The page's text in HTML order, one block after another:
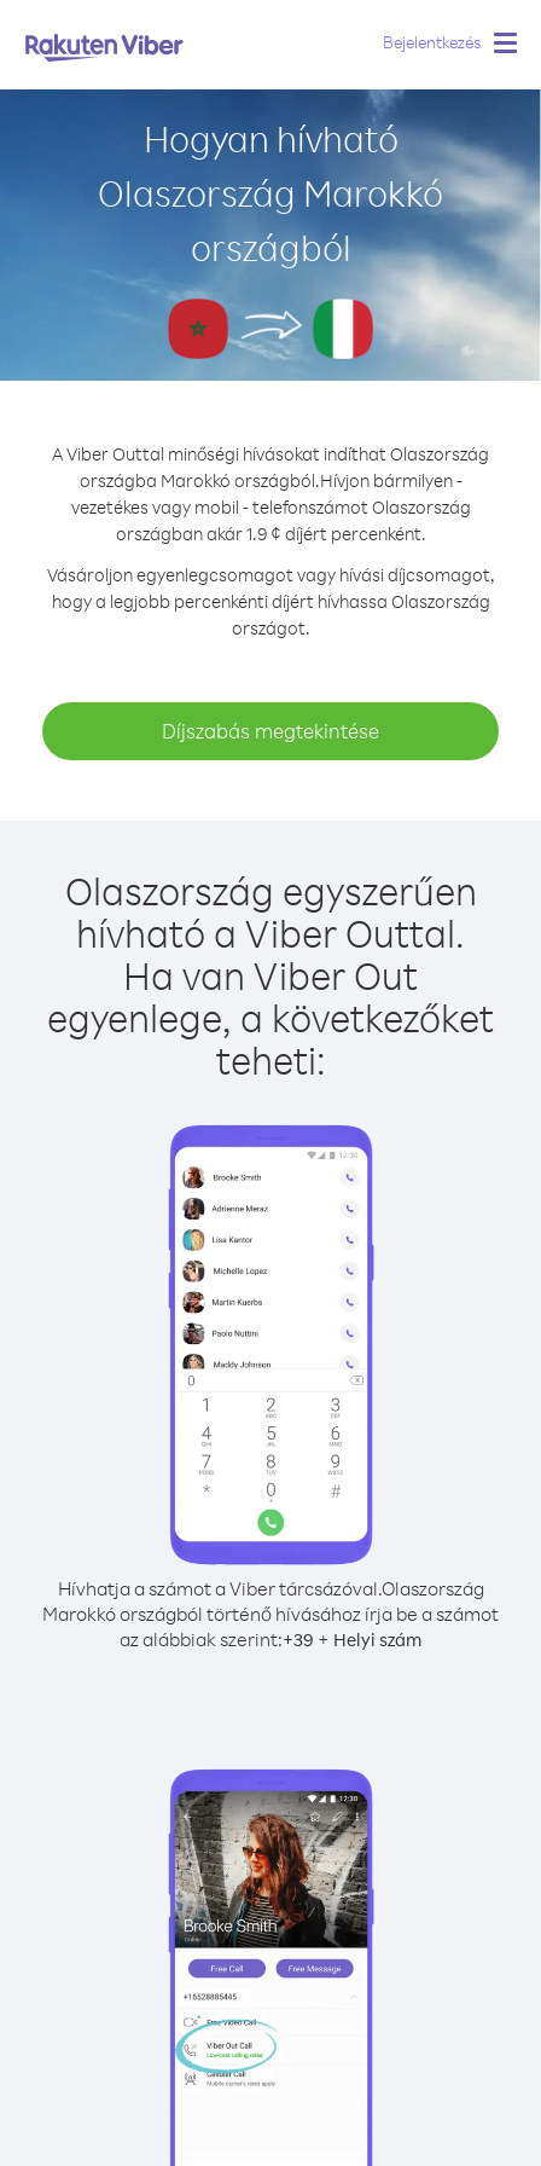
Bejelentkezés
Hogyan hívható
Olaszország Marokkó
országból
A Viber Outtal minőségi hívásokat indíthat Olaszország
országba Marokkó országból.Hívjon bármilyen -
vezetékes vagy mobil - telefonszámot Olaszország
országban akár 1.9 ¢ díjért percenként.
Vásároljon egyenlegcsomagot vagy hívási díjcsomagot,
hogy a legjobb percenkénti díjért hívhassa Olaszország
országot.
Díjszabás megtekintése
Olaszország egyszerűen
hívható a Viber Outtal.
Ha van Viber Out
egyenlege, a következőket
teheti:
Hívhatja a számot a Viber tárcsázóval.Olaszország
Marokkó országból történő hívásához írja be a számot
az alábbiak szerint:+39 + Helyi szám